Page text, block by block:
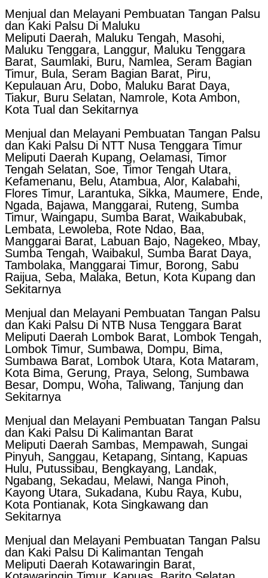
Menjual dan Melayani Pembuatan Tangan Palsu
dan Kaki Palsu Di Maluku
Meliputi Daerah, Maluku Tengah, Masohi,
Maluku Tenggara, Langgur, Maluku Tenggara
Barat, Saumlaki, Buru, Namlea, Seram Bagian
Timur, Bula, Seram Bagian Barat, Piru,
Kepulauan Aru, Dobo, Maluku Barat Daya,
Tiakur, Buru Selatan, Namrole, Kota Ambon,
Kota Tual dan Sekitarnya
Menjual dan Melayani Pembuatan Tangan Palsu
dan Kaki Palsu Di NTT Nusa Tenggara Timur
Meliputi Daerah Kupang, Oelamasi, Timor
Tengah Selatan, Soe, Timor Tengah Utara,
Kefamenanu, Belu, Atambua, Alor, Kalabahi,
Flores Timur, Larantuka, Sikka, Maumere, Ende,
Ngada, Bajawa, Manggarai, Ruteng, Sumba
Timur, Waingapu, Sumba Barat, Waikabubak,
Lembata, Lewoleba, Rote Ndao, Baa,
Manggarai Barat, Labuan Bajo, Nagekeo, Mbay,
Sumba Tengah, Waibakul, Sumba Barat Daya,
Tambolaka, Manggarai Timur, Borong, Sabu
Raijua, Seba, Malaka, Betun, Kota Kupang dan
Sekitarnya
Menjual dan Melayani Pembuatan Tangan Palsu
dan Kaki Palsu Di NTB Nusa Tenggara Barat
Meliputi Daerah Lombok Barat, Lombok Tengah,
Lombok Timur, Sumbawa, Dompu, Bima,
Sumbawa Barat, Lombok Utara, Kota Mataram,
Kota Bima, Gerung, Praya, Selong, Sumbawa
Besar, Dompu, Woha, Taliwang, Tanjung dan
Sekitarnya
Menjual dan Melayani Pembuatan Tangan Palsu
dan Kaki Palsu Di Kalimantan Barat
Meliputi Daerah Sambas, Mempawah, Sungai
Pinyuh, Sanggau, Ketapang, Sintang, Kapuas
Hulu, Putussibau, Bengkayang, Landak,
Ngabang, Sekadau, Melawi, Nanga Pinoh,
Kayong Utara, Sukadana, Kubu Raya, Kubu,
Kota Pontianak, Kota Singkawang dan
Sekitarnya
Menjual dan Melayani Pembuatan Tangan Palsu
dan Kaki Palsu Di Kalimantan Tengah
Meliputi Daerah Kotawaringin Barat,